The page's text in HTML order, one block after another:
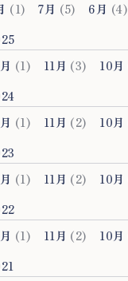
(1) 7月 (5) 6月 (4)
(1) 11月 (3) 10月
(1) 11月 (2) 10月
(1) 11月 (2) 10月
(1) 11月 (2) 10月